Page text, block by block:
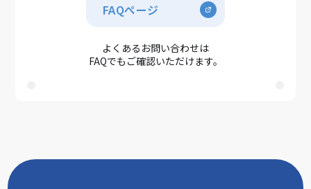
FAQページ
よくあるお問い合わせは
FAQでもご確認いただけます。